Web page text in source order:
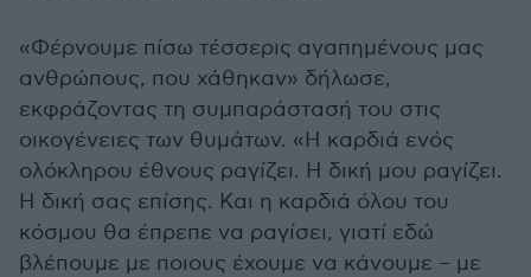
«Φέρνουμε πίσω τέσσερις αγαπημένους μας
ανθρώπους, που χάθηκαν» δήλωσε,
εκφράζοντας τη συμπαράστασή του στις
οικογένειες των θυμάτων. «Η καρδιά ενός
ολόκληρου έθνους ραγίζει. Η δική μου ραγίζει.
Η δική σας επίσης. Και η καρδιά όλου του
κόσμου θα έπρεπε να ραγίσει, γιατί εδώ
βλέπουμε με ποιους έχουμε να κάνουμε – με